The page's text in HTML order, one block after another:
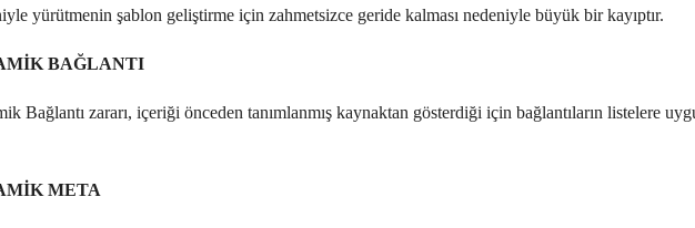
yürütmenin şablon geliştirme için zahmetsizce geride kalması nedeniyle büyük bir kayıptır.
BAĞLANTI
Bağlantı zararı, içeriği önceden tanımlanmış kaynaktan gösterdiği için bağlantıların listelere
META